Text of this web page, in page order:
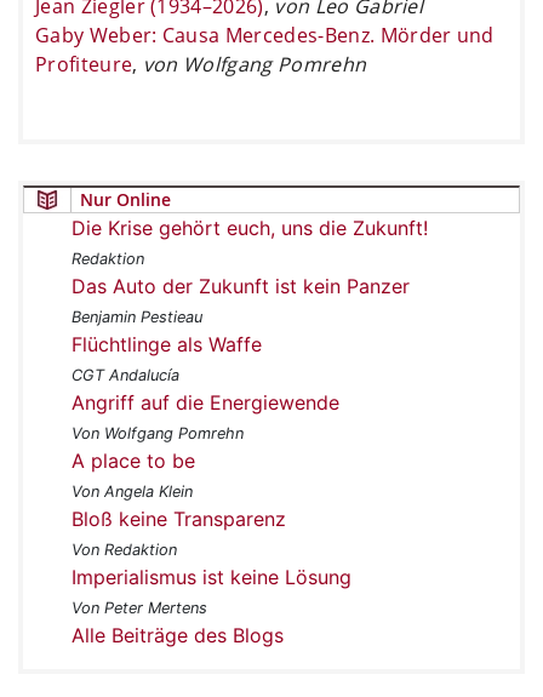
Jean Ziegler (1934–2026), von Leo Gabriel
Gaby Weber: Causa Mercedes-Benz. Mörder und
Profiteure, von Wolfgang Pomrehn
Nur Online
Die Krise gehört euch, uns die Zukunft!
Redaktion
Das Auto der Zukunft ist kein Panzer
Benjamin Pestieau
Flüchtlinge als Waffe
CGT Andalucía
Angriff auf die Energiewende
Von Wolfgang Pomrehn
A place to be
Von Angela Klein
Bloß keine Transparenz
Von Redaktion
Imperialismus ist keine Lösung
Von Peter Mertens
Alle Beiträge des Blogs